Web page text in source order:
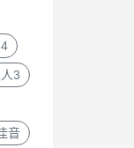
3
音